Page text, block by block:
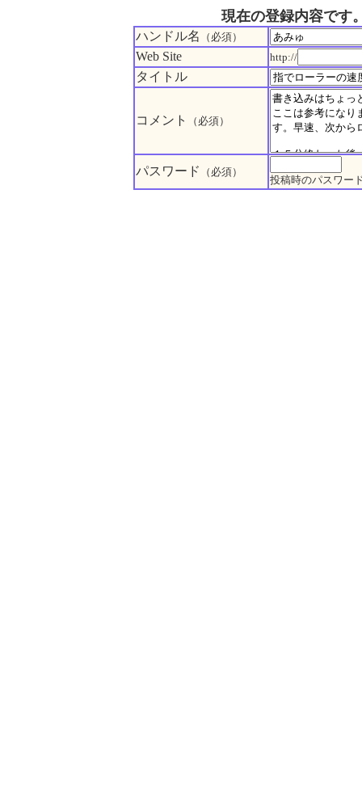
現在の登録内容です
ハンドル名 （必須）
Web Site http://
タイトル
コメント （必須）
パスワード （必須）
投稿時のパスワー